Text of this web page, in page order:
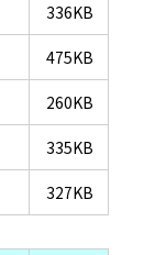
336KB
475KB
260KB
335KB
327KB